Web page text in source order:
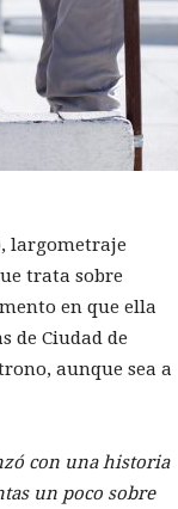
largometraje
trata sobre
en que ella
de Ciudad de
aunque sea a
con una historia
un poco sobre